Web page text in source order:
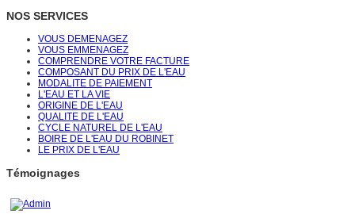
NOS SERVICES
VOUS DEMENAGEZ
VOUS EMMENAGEZ
COMPRENDRE VOTRE FACTURE
COMPOSANT DU PRIX DE L'EAU
MODALITE DE PAIEMENT
L'EAU ET LA VIE
ORIGINE DE L'EAU
QUALITE DE L'EAU
CYCLE NATUREL DE L'EAU
BOIRE DE L'EAU DU ROBINET
LE PRIX DE L'EAU
Témoignages